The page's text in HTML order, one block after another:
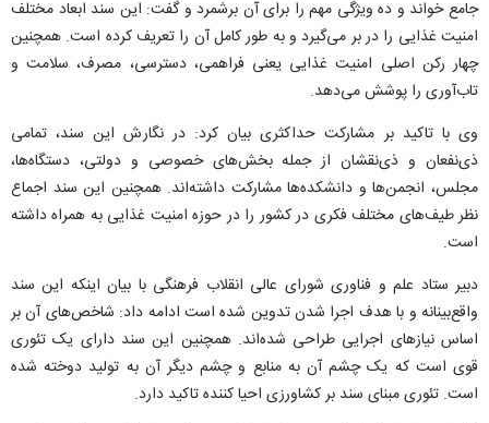
جامع خواند و ده ویژگی مهم را برای آن برشمرد و گفت: این سند ابعاد مختلف
امنیت غذایی را در بر می‌گیرد و به طور کامل آن را تعریف کرده است. همچنین
چهار رکن اصلی امنیت غذایی یعنی فراهمی، دسترسی، مصرف، سلامت و
تاب‌آوری را پوشش می‌دهد.
وی با تاکید بر مشارکت حداکثری بیان کرد: در نگارش این سند، تمامی
ذی‌نفعان و ذی‌نقشان از جمله بخش‌های خصوصی و دولتی، دستگاه‌ها،
مجلس، انجمن‌ها و دانشکده‌ها مشارکت داشته‌اند. همچنین این سند اجماع
نظر طیف‌های مختلف فکری در کشور را در حوزه امنیت غذایی به همراه داشته
است.
دبیر ستاد علم و فناوری شورای عالی انقلاب فرهنگی با بیان اینکه این سند
واقع‌بینانه و با هدف اجرا شدن تدوین شده است ادامه داد: شاخص‌های آن بر
اساس نیازهای اجرایی طراحی شده‌اند. همچنین این سند دارای یک تئوری
قوی است که یک چشم آن به منابع و چشم دیگر آن به تولید دوخته شده
است. تئوری مبنای سند بر کشاورزی احیا کننده تاکید دارد.